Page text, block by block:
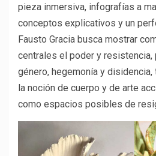
pieza inmersiva, infografías a
conceptos explicativos y un
Fausto Gracia busca mostrar
centrales el poder y resistencia,
género, hegemonía y
la noción de cuerpo y de arte
como espacios posibles de